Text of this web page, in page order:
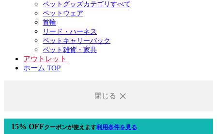
ペットグッズカテゴリすべて
ペットウェア
首輪
リード・ハーネス
ペットキャリーバック
ペット雑貨・家具
アウトレット
ホーム TOP
閉じる
15% OFFクーポンが使えます利用条件を見る